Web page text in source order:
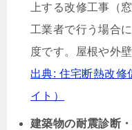
上する改修工事（
工業者で行う場合
度です。屋根や外
出典: 住宅断熱改修
イト）
建築物の耐震診断